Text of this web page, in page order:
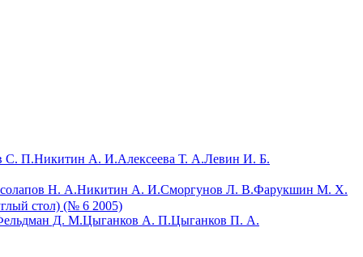
С. П.Никитин А. И.Алексеева Т. А.Левин И. Б.
Н. А.Никитин А. И.Сморгунов Л. В.Фарукшин М. Х.
стол) (№ 6 2005)
Д. М.Цыганков А. П.Цыганков П. А.